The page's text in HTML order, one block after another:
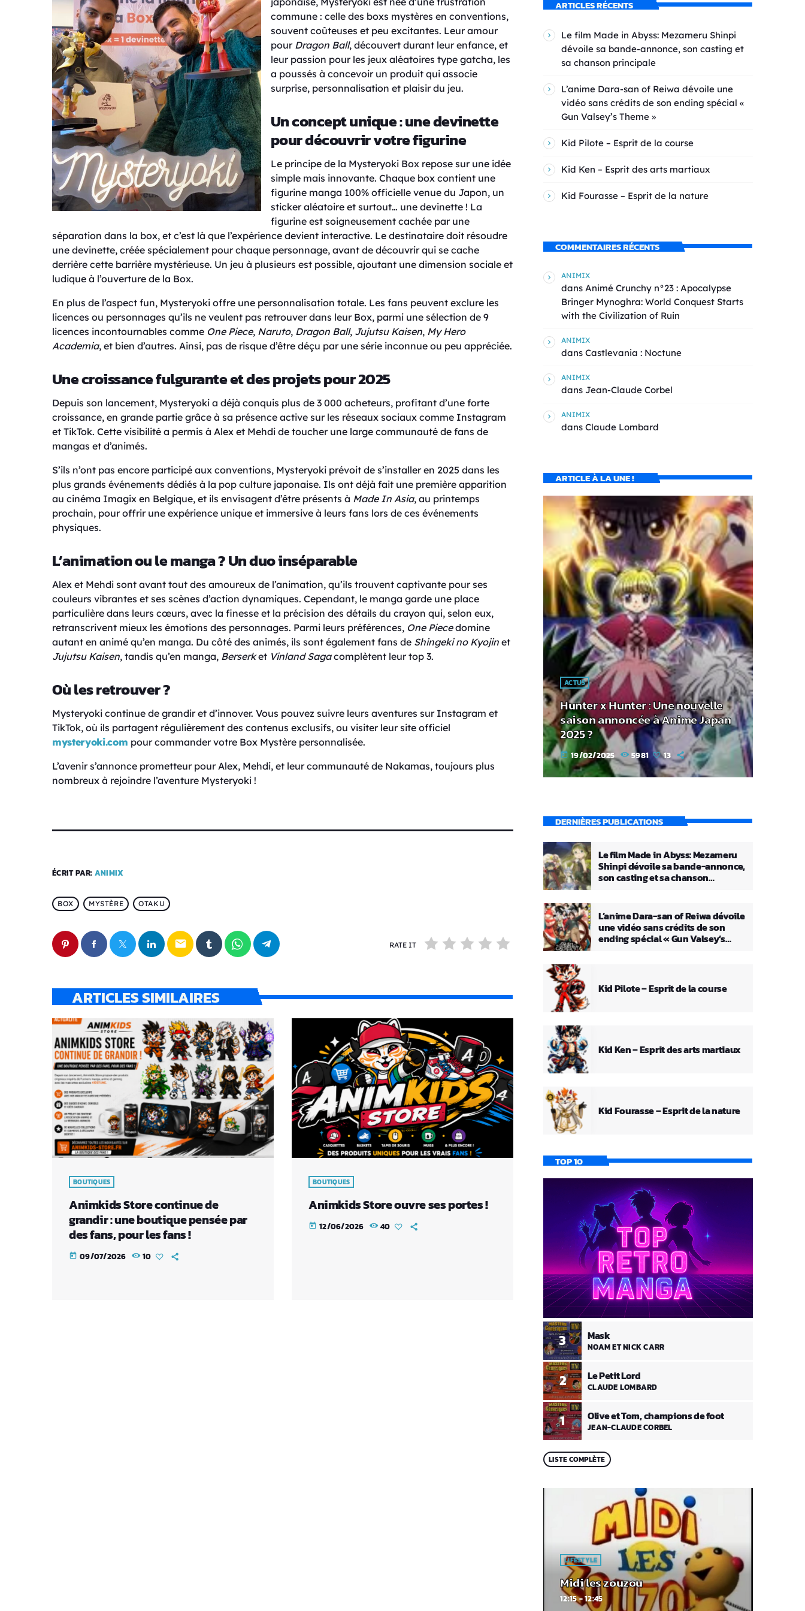
commune : celle des boxs mystères en conventions,
souvent coûteuses et peu excitantes. Leur amour
pour Dragon Ball, découvert durant leur enfance, et
leur passion pour les jeux aléatoires type gatcha, les
a poussés à concevoir un produit qui associe
surprise, personnalisation et plaisir du jeu.
Un concept unique : une devinette
pour découvrir votre figurine
Le principe de la Mysteryoki Box repose sur une idée
simple mais innovante. Chaque box contient une
figurine manga 100% officielle venue du Japon, un
sticker aléatoire et surtout… une devinette ! La
figurine est soigneusement cachée par une
séparation dans la box, et c’est là que l’expérience devient interactive. Le destinataire doit résoudre
une devinette, créée spécialement pour chaque personnage, avant de découvrir qui se cache
derrière cette barrière mystérieuse. Un jeu à plusieurs est possible, ajoutant une dimension sociale et
ludique à l’ouverture de la Box.
En plus de l’aspect fun, Mysteryoki offre une personnalisation totale. Les fans peuvent exclure les
licences ou personnages qu’ils ne veulent pas retrouver dans leur Box, parmi une sélection de 9
licences incontournables comme One Piece, Naruto, Dragon Ball, Jujutsu Kaisen, My Hero
Academia, et bien d’autres. Ainsi, pas de risque d’être déçu par une série inconnue ou peu appréciée.
Une croissance fulgurante et des projets pour 2025
Depuis son lancement, Mysteryoki a déjà conquis plus de 3 000 acheteurs, profitant d’une forte
croissance, en grande partie grâce à sa présence active sur les réseaux sociaux comme Instagram
et TikTok. Cette visibilité a permis à Alex et Mehdi de toucher une large communauté de fans de
mangas et d’animés.
S’ils n’ont pas encore participé aux conventions, Mysteryoki prévoit de s’installer en 2025 dans les
plus grands événements dédiés à la pop culture japonaise. Ils ont déjà fait une première apparition
au cinéma Imagix en Belgique, et ils envisagent d’être présents à Made In Asia, au printemps
prochain, pour offrir une expérience unique et immersive à leurs fans lors de ces événements
physiques.
L’animation ou le manga ? Un duo inséparable
Alex et Mehdi sont avant tout des amoureux de l’animation, qu’ils trouvent captivante pour ses
couleurs vibrantes et ses scènes d’action dynamiques. Cependant, le manga garde une place
particulière dans leurs cœurs, avec la finesse et la précision des détails du crayon qui, selon eux,
retranscrivent mieux les émotions des personnages. Parmi leurs préférences, One Piecedomine
autant en animé qu’en manga. Du côté des animés, ils sont également fans de Shingeki no Kyojin et
Jujutsu Kaisen, tandis qu’en manga, Berserket Vinland Sagacomplètent leur top 3.
Où les retrouver ?
Mysteryoki continue de grandir et d’innover. Vous pouvez suivre leurs aventures sur Instagram et
TikTok, où ils partagent régulièrement des contenus exclusifs, ou visiter leur site officiel
mysteryoki.com pour commander votre Box Mystère personnalisée.
L’avenir s’annonce prometteur pour Alex, Mehdi, et leur communauté de Nakamas, toujours plus
nombreux à rejoindre l’aventure Mysteryoki !
ÉCRIT PAR: ANIMIX
BOX MYSTÈRE OTAKU
email RATE IT
ARTICLES SIMILAIRES
BOUTIQUES
Animkids Store continue de
grandir : une boutique pensée par
des fans, pour les fans !
today 09/07/2026 10
BOUTIQUES
Animkids Store ouvre ses portes !
today 12/06/2026 40
ARTICLES RÉCENTS
Le film Made in Abyss: Mezameru Shinpi
dévoile sa bande-annonce, son casting et
sa chanson principale
L’anime Dara-san of Reiwa dévoile une
vidéo sans crédits de son ending spécial «
Gun Valsey’s Theme »
Kid Pilote – Esprit de la course
Kid Ken – Esprit des arts martiaux
Kid Fourasse – Esprit de la nature
COMMENTAIRES RÉCENTS
ANIMIX
dans Animé Crunchy n°23 : Apocalypse
Bringer Mynoghra: World Conquest Starts
with the Civilization of Ruin
ANIMIX
dans Castlevania : Noctune
ANIMIX
dans Jean-Claude Corbel
ANIMIX
dans Claude Lombard
ARTICLE À LA UNE !
ACTUS
Hunter x Hunter : Une nouvelle
saison annoncée à Anime Japan
2025 ?
today 19/02/2025 5981 13
DERNIÈRES PUBLICATIONS
Le film Made in Abyss: Mezameru
Shinpi dévoile sa bande-annonce,
son casting et sa chanson
L’anime Dara-san of Reiwa dévoile
une vidéo sans crédits de son
ending spécial « Gun Valsey’s
Kid Pilote – Esprit de la course
Kid Ken – Esprit des arts martiaux
Kid Fourasse – Esprit de la nature
TOP 10
1 Olive et Tom, champions de foot
JEAN-CLAUDE CORBEL
2 Le Petit Lord
CLAUDE LOMBARD
3 Mask
NOAM ET NICK CARR
LISTE COMPLÈTE
LIFESTYLE
Midi les zouzou
12:15 - 12:45